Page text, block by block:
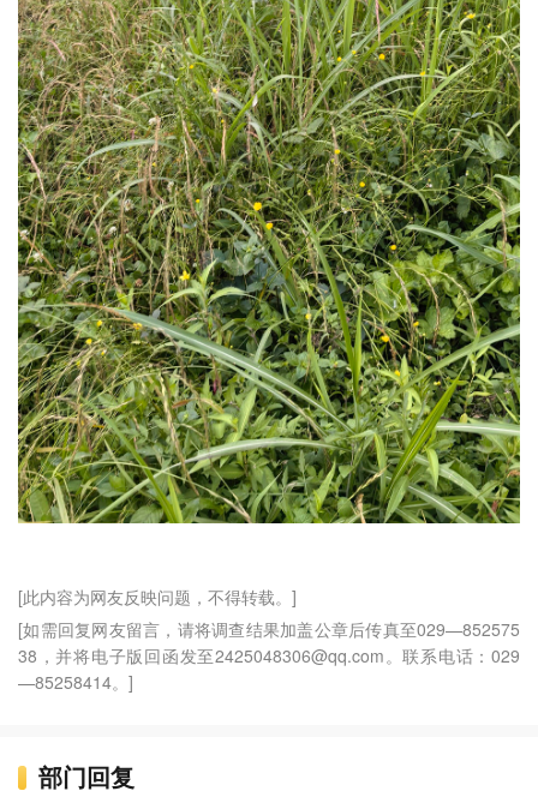
[此内容为网友反映问题，不得转载。]
[如需回复网友留言，请将调查结果加盖公章后传真至029—852575
38，并将电子版回函发至2425048306@qq.com。联系电话：029
—85258414。]
部门回复